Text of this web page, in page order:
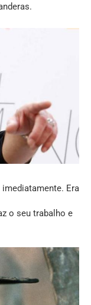
Era
o seu trabalho e